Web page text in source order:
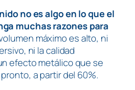
no es algo en lo que el
muchas razones para
máximo es alto, ni
ni la calidad
efecto metálico que se
a partir del 60%.